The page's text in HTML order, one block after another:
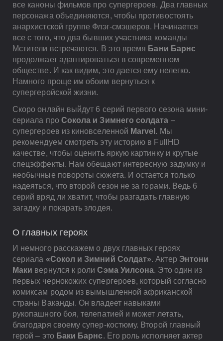
все каноны фильмов про супергероев. Два главных
персонажа объединяются, чтобы противостоять
анархистской группе Флэг-смэшеров. Начинается
все с того, что два бывших участника команды
Мстители встречаются. В это время Бани Барнс
продолжает адаптироваться в современном
обществе. И как видим, это дается ему нелегко.
Намного проще им обоим вернуться к
супергеройской жизни.
Скоро онлайн выйдут 6 серий первого сезона мини-
сериала про Сокола и Зимнего солдата –
супергероев из киновселенной Marvel . Мы
рекомендуем смотреть эту историю в FullHD
качестве, чтобы оценить яркую картинку и крутые
спецэффекты. Нам обещают интересную задумку и
необычные повороты сюжета. И остается только
надеяться, что второй сезон не за горами. Ведь 6
серий вряд ли хватит, чтобы разгадать главную
загадку и покарать злодея.
О главных героях
И немного расскажем о двух главных героях
сериала «Сокол и Зимний Солдат». Актер Энтони
Маки вернулся к ролиСэма Уилсона. Это один из
первых чернокожих супергероев, который согласно
комиксам родом из вымышленной африканской
страны Ваканды. Он владеет навыками
рукопашного боя, телепатией и может летать,
благодаря своему супер-костюму. Второй главный
герой – это Баки Барнс. Его роль исполняет актер